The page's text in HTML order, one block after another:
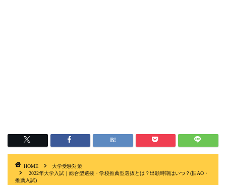
HOME
大学受験対策
2022年大学入試｜総合型選抜・学校推薦型選抜とは？出願時期はいつ？(旧AO・
推薦入試)